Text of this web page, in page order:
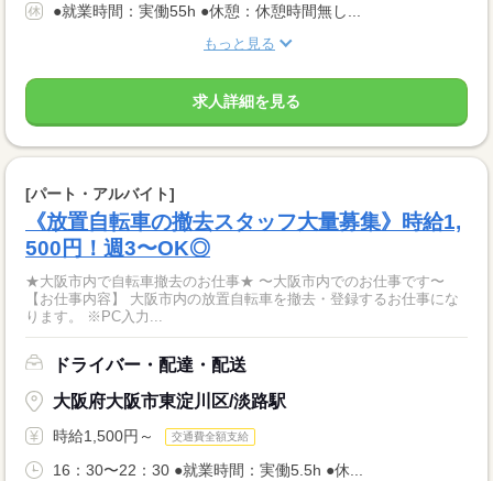
●就業時間：実働55h ●休憩：休憩時間無し...
もっと見る
求人詳細を見る
[パート・アルバイト]
《放置自転車の撤去スタッフ大量募集》時給1,
500円！週3〜OK◎
★大阪市内で自転車撤去のお仕事★ 〜大阪市内でのお仕事です〜
【お仕事内容】 大阪市内の放置自転車を撤去・登録するお仕事にな
ります。 ※PC入力...
ドライバー・配達・配送
大阪府大阪市東淀川区/淡路駅
時給1,500円～ 交通費全額支給
16：30〜22：30 ●就業時間：実働5.5h ●休...